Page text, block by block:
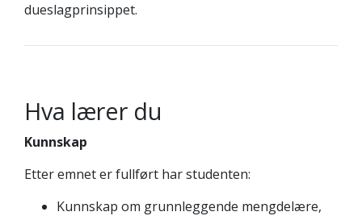
dueslagprinsippet.
Hva lærer du
Kunnskap
Etter emnet er fullført har studenten:
Kunnskap om grunnleggende mengdelære,